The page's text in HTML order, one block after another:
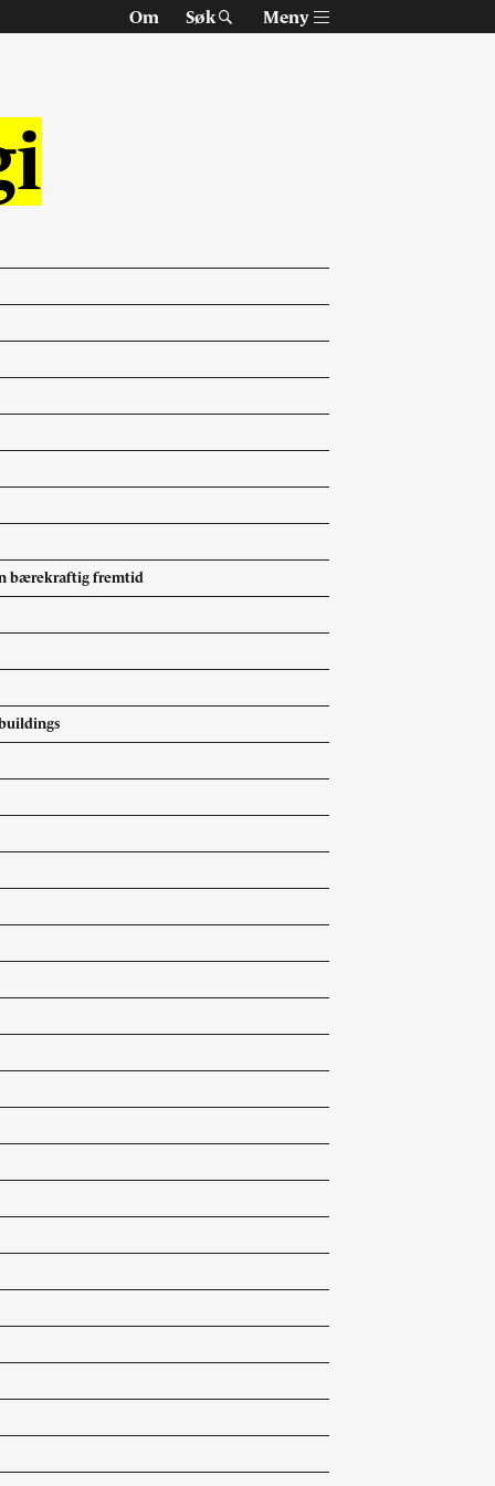
Om Søk Meny
Om Arkitektur N
Siste utgave
Tidligere utgaver
Alle utgaver
Abonnere
Bøker
Made in Norway
bærekraftig fremtid